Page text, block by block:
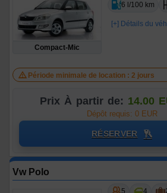
Compact-Mic
6 l/100 km
[+] Détails du
Période minimale de location : 2 jours
Prix À partir de: 14.00
Dépôt requis: 0 EUR
RÉSERVER
Vw Polo
5 4